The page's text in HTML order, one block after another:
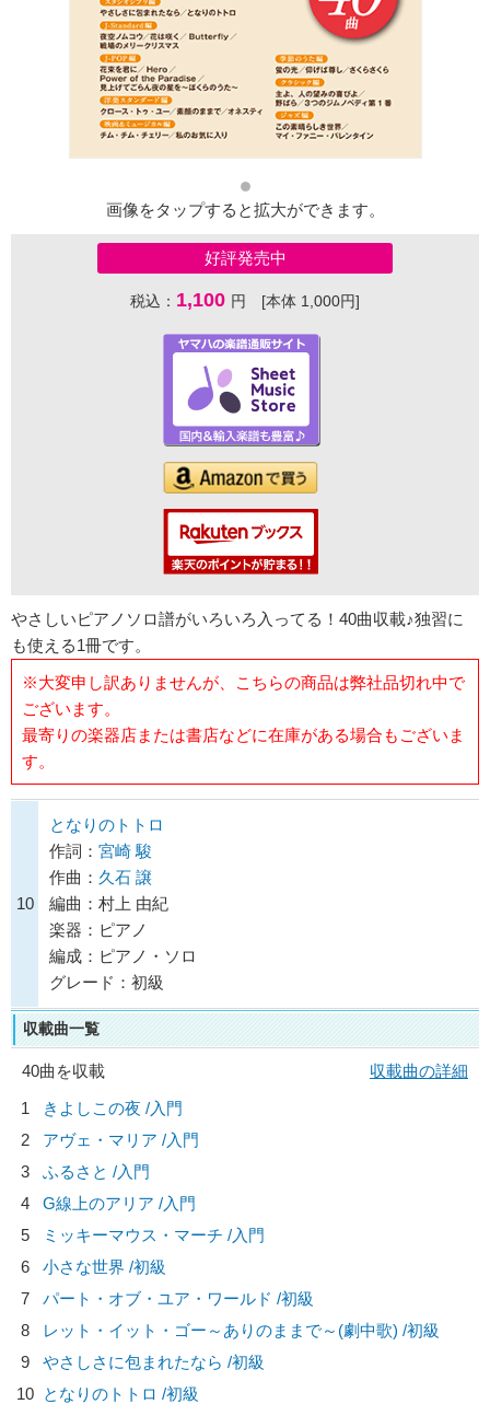
画像をタップすると拡大ができます。
好評発売中
税込： 1,100 円 [本体 1,000円]
やさしいピアノソロ譜がいろいろ入ってる！40曲収載♪独習に
も使える1冊です。
※大変申し訳ありませんが、こちらの商品は弊社品切れ中で
ございます。
最寄りの楽器店または書店などに在庫がある場合もございま
す。
10
となりのトトロ
作詞： 宮崎 駿
作曲： 久石 譲
編曲：村上 由紀
楽器：ピアノ
編成：ピアノ・ソロ
グレード：初級
収載曲一覧
40曲を収載
収載曲の詳細
1
きよしこの夜 /入門
2
アヴェ・マリア /入門
3
ふるさと /入門
4
G線上のアリア /入門
5
ミッキーマウス・マーチ /入門
6
小さな世界 /初級
7
パート・オブ・ユア・ワールド /初級
8
レット・イット・ゴー～ありのままで～(劇中歌) /初級
9
やさしさに包まれたなら /初級
10 となりのトトロ /初級